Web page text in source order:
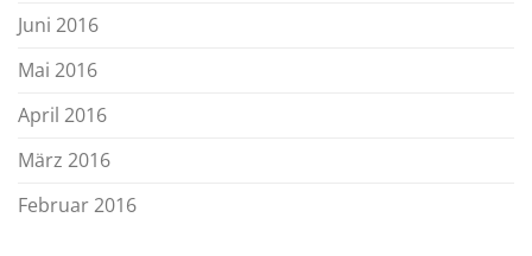
Juni 2016
Mai 2016
April 2016
März 2016
Februar 2016